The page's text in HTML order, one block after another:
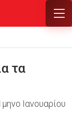
τα
Ιανουαρίου